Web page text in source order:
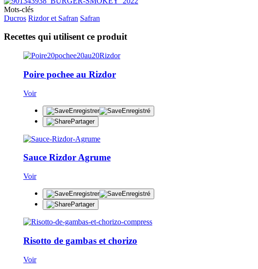
Mots-clés
Ducros Rizdor et Safran Safran
Recettes qui utilisent ce produit
Poire pochee au Rizdor
Voir
Enregistrer
Enregistré
Partager
Sauce Rizdor Agrume
Voir
Enregistrer
Enregistré
Partager
Risotto de gambas et chorizo
Voir